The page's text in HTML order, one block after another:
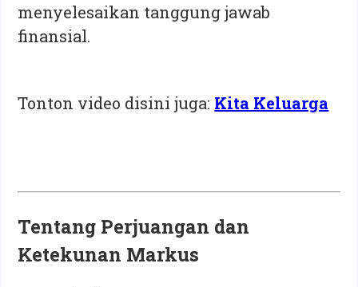
menyelesaikan tanggung jawab
finansial.
Tonton video disini juga: Kita Keluarga
Tentang Perjuangan dan
Ketekunan Markus